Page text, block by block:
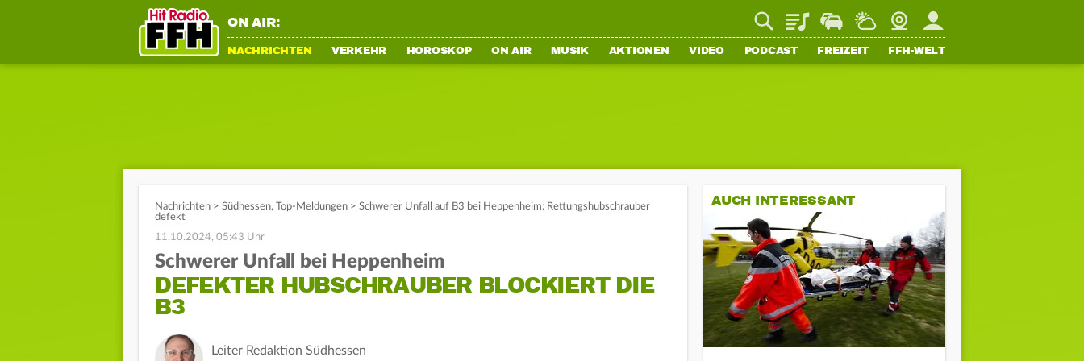
ON AIR: PlaylistStaupilotWetterWebcamMein FFH
NACHRICHTEN VERKEHR HOROSKOP ON AIR MUSIK AKTIONEN VIDEO PODCAST FREIZEIT FFH-WELT
Nachrichten > Südhessen, Top-Meldungen > Schwerer Unfall auf B3 bei Heppenheim: Rettungshubschrauber
defekt
11.10.2024, 05:43 Uhr
Schwerer Unfall bei Heppenheim
DEFEKTER HUBSCHRAUBER BLOCKIERT DIE
B3
Leiter Redaktion Südhessen
AUCH INTERESSANT